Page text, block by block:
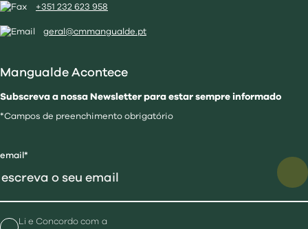
+351 232 623 958
geral@cmmangualde.pt
Mangualde Acontece
Subscreva a nossa Newsletter para estar sempre informado
*Campos de preenchimento obrigatório
email*
Li e Concordo com a